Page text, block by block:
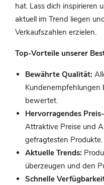
hat. Lass dich inspirieren
aktuell im Trend liegen
Verkaufszahlen erzielen.
Top-Vorteile unserer
Bewährte Qualität:
Kundenempfehlungen
bewertet.
Hervorragendes
Attraktive Preise und
gefragtesten Produkte.
Aktuelle Trends:
überzeugen und den
Schnelle